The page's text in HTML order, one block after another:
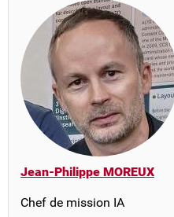
Jean-Philippe MOREUX
Chef de mission IA